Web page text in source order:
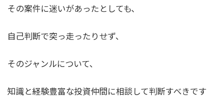
その案件に迷いがあったとしても、
自己判断で突っ走ったりせず、
そのジャンルについて、
知識と経験豊富な投資仲間に相談して判断すべきです